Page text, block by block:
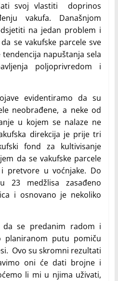
svoj vlastiti doprinos
vakufa. Današnjom
na jedan problem i
se vakufske parcele sve
napuštanja sela
poljoprivredom i
evidentiramo da su
neobrađene, a neke od
u kojem se nalaze ne
direkcija je prije tri
fond za kultivisanje
da se vakufske parcele
pretvore u voćnjake. Do
23 medžlisa zasađeno
i osnovano je nekoliko
da se predanim radom i
planiranom putu pomiču
Ovo su skromni rezultati
oni će dati brojne i
li mi u njima uživati,